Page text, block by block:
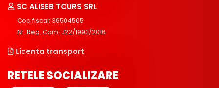
SC ALISEB TOURS SRL
Cod fiscal: 36504505
Nr. Reg. Com: J22/1993/2016
Licenta transport
RETELE SOCIALIZARE